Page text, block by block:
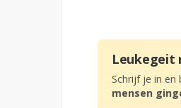
Leukegeit
Schrijf je in en
mensen